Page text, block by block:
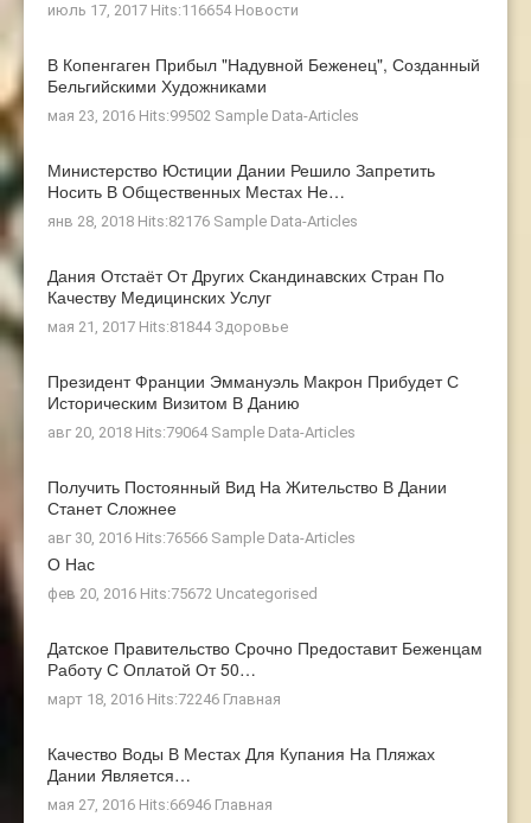
июль 17, 2017 Hits:116654 Новости
В Копенгаген Прибыл "Надувной Беженец", Созданный
Бельгийскими Художниками
мая 23, 2016 Hits:99502 Sample Data-Articles
Министерство Юстиции Дании Решило Запретить
Носить В Общественных Местах Не…
янв 28, 2018 Hits:82176 Sample Data-Articles
Дания Отстаёт От Других Скандинавских Стран По
Качеству Медицинских Услуг
мая 21, 2017 Hits:81844 Здоровье
Президент Франции Эммануэль Макрон Прибудет С
Историческим Визитом В Данию
авг 20, 2018 Hits:79064 Sample Data-Articles
Получить Постоянный Вид На Жительство В Дании
Станет Сложнее
авг 30, 2016 Hits:76566 Sample Data-Articles
О Нас
фев 20, 2016 Hits:75672 Uncategorised
Датское Правительство Срочно Предоставит Беженцам
Работу С Оплатой От 50…
март 18, 2016 Hits:72246 Главная
Качество Воды В Местах Для Купания На Пляжах
Дании Является…
мая 27, 2016 Hits:66946 Главная